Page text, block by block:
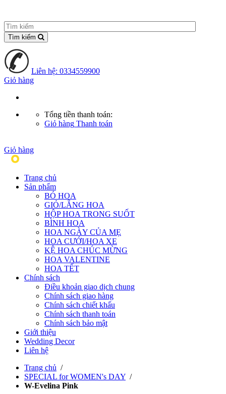
Tìm kiếm
Liên hệ: 0334559900
Giỏ hàng
Tổng tiền thanh toán:
Giỏ hàng Thanh toán
Giỏ hàng
Trang chủ
Sản phẩm
BÓ HOA
GIỎ/LẴNG HOA
HỘP HOA TRONG SUỐT
BÌNH HOA
HOA NGÀY CỦA MẸ
HOA CƯỚI/HOA XE
KỆ HOA CHÚC MỪNG
HOA VALENTINE
HOA TẾT
Chính sách
Điều khoản giao dịch chung
Chính sách giao hàng
Chính sách chiết khấu
Chính sách thanh toán
Chính sách bảo mật
Giới thiệu
Wedding Decor
Liên hệ
Trang chủ /
SPECIAL for WOMEN's DAY /
W-Evelina Pink